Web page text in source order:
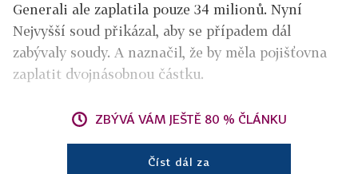
Generali ale zaplatila pouze 34 milionů. Nyní
Nejvyšší soud přikázal, aby se případem dál
zabývaly soudy. A naznačil, že by měla pojišťovna
zaplatit dvojnásobnou částku.
ZBÝVÁ VÁM JEŠTĚ 80 % ČLÁNKU
Číst dál za